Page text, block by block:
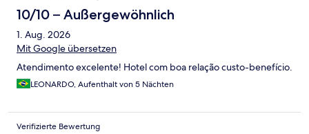
10/10 – Außergewöhnlich
1. Aug. 2026
Mit Google übersetzen
Atendimento excelente! Hotel com boa relação custo-benefício.
LEONARDO, Aufenthalt von 5 Nächten
Verifizierte Bewertung